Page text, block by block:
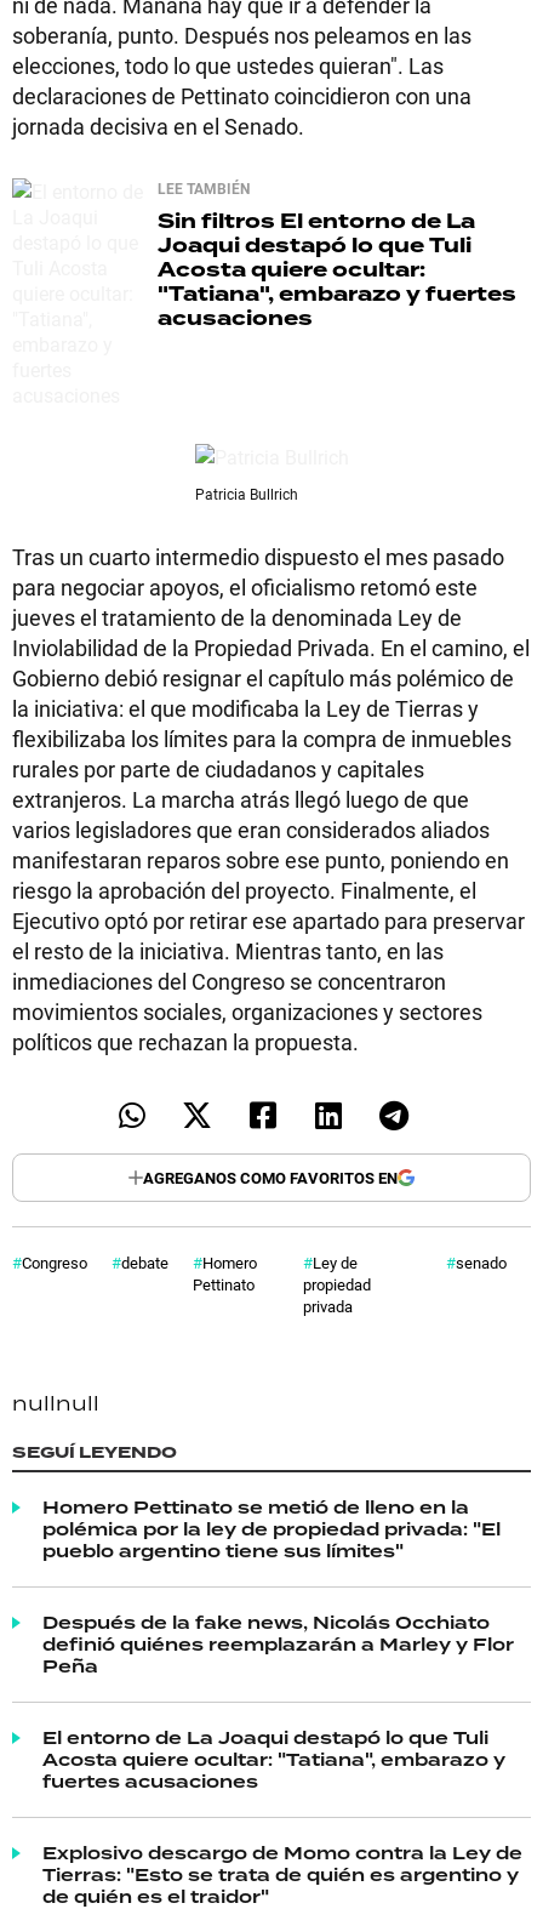
soberanía, punto. Después nos peleamos en las
elecciones, todo lo que ustedes quieran". Las
declaraciones de Pettinato coincidieron con una
jornada decisiva en el Senado.
LEE TAMBIÉN
Sin filtros El entorno de La
Joaqui destapó lo que Tuli
Acosta quiere ocultar:
"Tatiana", embarazo y fuertes
acusaciones
Patricia Bullrich
Tras un cuarto intermedio dispuesto el mes pasado
para negociar apoyos, el oficialismo retomó este
jueves el tratamiento de la denominada Ley de
Inviolabilidad de la Propiedad Privada. En el camino, el
Gobierno debió resignar el capítulo más polémico de
la iniciativa: el que modificaba la Ley de Tierras y
flexibilizaba los límites para la compra de inmuebles
rurales por parte de ciudadanos y capitales
extranjeros. La marcha atrás llegó luego de que
varios legisladores que eran considerados aliados
manifestaran reparos sobre ese punto, poniendo en
riesgo la aprobación del proyecto. Finalmente, el
Ejecutivo optó por retirar ese apartado para preservar
el resto de la iniciativa. Mientras tanto, en las
inmediaciones del Congreso se concentraron
movimientos sociales, organizaciones y sectores
políticos que rechazan la propuesta.
AGREGANOS COMO FAVORITOS EN
Congreso debate
Homero
Pettinato
Ley de
propiedad
privada
senado
nullnull
SEGUÍ LEYENDO
Homero Pettinato se metió de lleno en la
polémica por la ley de propiedad privada: "El
pueblo argentino tiene sus límites"
Después de la fake news, Nicolás Occhiato
definió quiénes reemplazarán a Marley y Flor
Peña
El entorno de La Joaqui destapó lo que Tuli
Acosta quiere ocultar: "Tatiana", embarazo y
fuertes acusaciones
Explosivo descargo de Momo contra la Ley de
Tierras: "Esto se trata de quién es argentino y
de quién es el traidor"